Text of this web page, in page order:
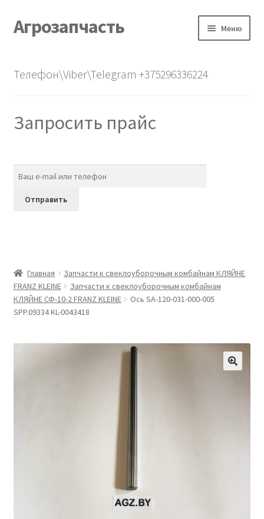
Перейти
к
Перейти
к
Агрозапчасть Меню
О нас
Телефон\Viber\Telegram +375296336224
Запросить прайс
Главная
Запчасти к свеклоуборочным комбайнам КЛЯЙНЕ
FRANZ KLEINE
Запчасти к свеклоуборочным комбайнам
КЛЯЙНЕ СФ-10-2 FRANZ KLEINE
Ось SA-120-031-000-005
SPP.09334 KL-0043418